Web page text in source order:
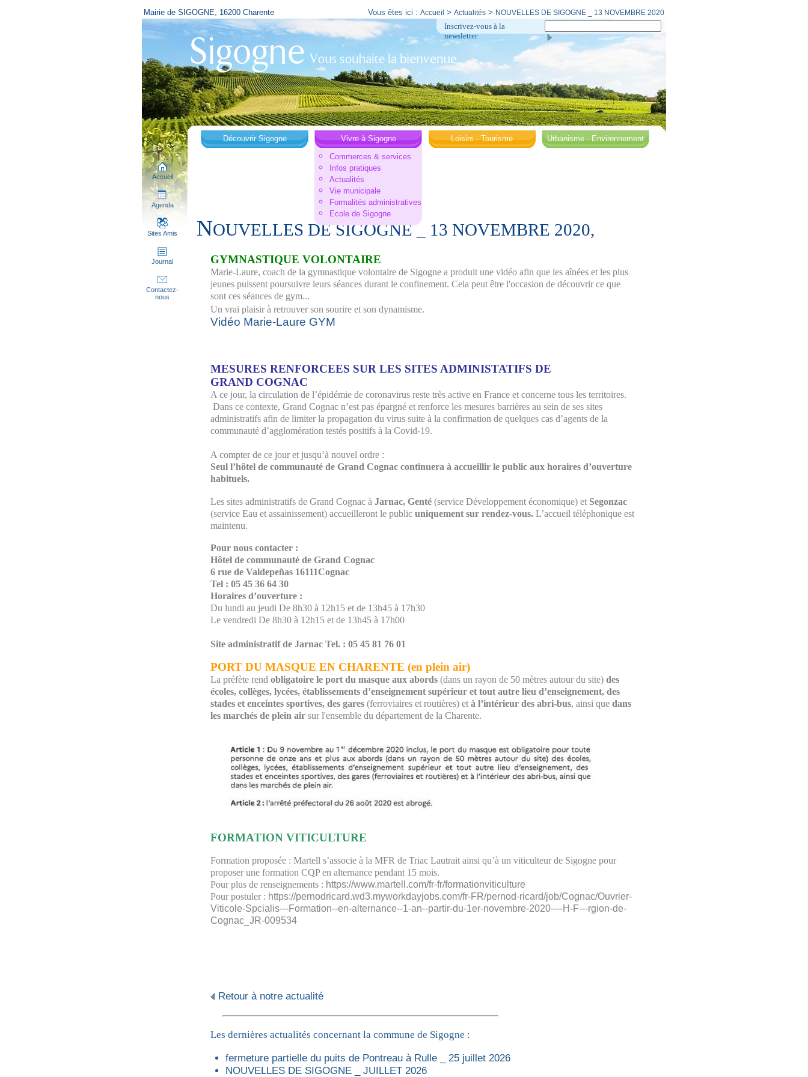
Mairie de SIGOGNE, 16200 Charente Vous êtes ici : Accueil > Actualités > NOUVELLES DE SIGOGNE _ 13 NOVEMBRE 2020
Inscrivez-vous à la
newsletter
Accueil
Agenda
Sites Amis
Journal
Contactez-
nous
Découvrir Sigogne
Vivre à Sigogne
Commerces & services
Infos pratiques
Actualités
Vie municipale
Formalités administratives
Ecole de Sigogne
Loisirs - Tourisme Urbanisme - Environnement
NOUVELLES DE SIGOGNE _ 13 NOVEMBRE 2020,
GYMNASTIQUE VOLONTAIRE
Marie-Laure, coach de la gymnastique volontaire de Sigogne a produit une vidéo afin que les aînées et les plus
jeunes puissent poursuivre leurs séances durant le confinement. Cela peut être l'occasion de découvrir ce que
sont ces séances de gym...
Un vrai plaisir à retrouver son sourire et son dynamisme.
Vidéo Marie-Laure GYM
MESURES RENFORCEES SUR LES SITES ADMINISTATIFS DE
GRAND COGNAC
A ce jour, la circulation de l’épidémie de coronavirus reste très active en France et concerne tous les territoires.
Dans ce contexte, Grand Cognac n’est pas épargné et renforce les mesures barrières au sein de ses sites
administratifs afin de limiter la propagation du virus suite à la confirmation de quelques cas d’agents de la
communauté d’agglomération testés positifs à la Covid-19.
A compter de ce jour et jusqu’à nouvel ordre :
Seul l’hôtel de communauté de Grand Cognac continuera à accueillir le public aux horaires d’ouverture
habituels.
Les sites administratifs de Grand Cognac à Jarnac, Genté (service Développement économique) et Segonzac
(service Eau et assainissement) accueilleront le public uniquement sur rendez-vous. L’accueil téléphonique est
maintenu.
Pour nous contacter :
Hôtel de communauté de Grand Cognac
6 rue de Valdepeñas 16111Cognac
Tel : 05 45 36 64 30
Horaires d’ouverture :
Du lundi au jeudi De 8h30 à 12h15 et de 13h45 à 17h30
Le vendredi De 8h30 à 12h15 et de 13h45 à 17h00
Site administratif de Jarnac Tel. : 05 45 81 76 01
PORT DU MASQUE EN CHARENTE (en plein air)
La préfète rend obligatoire le port du masque aux abords (dans un rayon de 50 mètres autour du site) des
écoles, collèges, lycées, établissements d’enseignement supérieur et tout autre lieu d’enseignement, des
stades et enceintes sportives, des gares (ferroviaires et routières) et à l’intérieur des abri-bus, ainsi que dans
les marchés de plein air sur l'ensemble du département de la Charente.
FORMATION VITICULTURE
Formation proposée : Martell s’associe à la MFR de Triac Lautrait ainsi qu’à un viticulteur de Sigogne pour
proposer une formation CQP en alternance pendant 15 mois.
Pour plus de renseignements : https://www.martell.com/fr-fr/formationviticulture
Pour postuler : https://pernodricard.wd3.myworkdayjobs.com/fr-FR/pernod-ricard/job/Cognac/Ouvrier-
Viticole-Spcialis---Formation--en-alternance--1-an--partir-du-1er-novembre-2020----H-F---rgion-de-
Cognac_JR-009534
Retour à notre actualité
Les dernières actualités concernant la commune de Sigogne :
fermeture partielle du puits de Pontreau à Rulle _ 25 juillet 2026
NOUVELLES DE SIGOGNE _ JUILLET 2026